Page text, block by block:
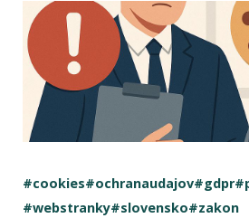
#cookies#ochranaudajov#gdpr
#webstranky#slovensko#zakon